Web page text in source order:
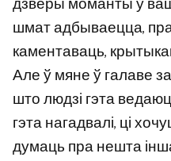
шмат адбываецца,
каментаваць,
Але ў мяне ў галаве
што людзі гэта
гэта нагадвалі, ці
думаць пра нешта